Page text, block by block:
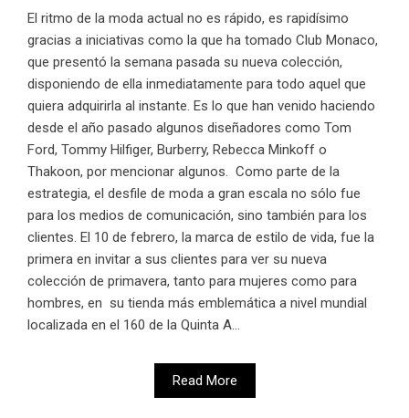
El ritmo de la moda actual no es rápido, es rapidísimo
gracias a iniciativas como la que ha tomado Club Monaco,
que presentó la semana pasada su nueva colección,
disponiendo de ella inmediatamente para todo aquel que
quiera adquirirla al instante. Es lo que han venido haciendo
desde el año pasado algunos diseñadores como Tom
Ford, Tommy Hilfiger, Burberry, Rebecca Minkoff o
Thakoon, por mencionar algunos. Como parte de la
estrategia, el desfile de moda a gran escala no sólo fue
para los medios de comunicación, sino también para los
clientes. El 10 de febrero, la marca de estilo de vida, fue la
primera en invitar a sus clientes para ver su nueva
colección de primavera, tanto para mujeres como para
hombres, en su tienda más emblemática a nivel mundial
localizada en el 160 de la Quinta A...
Read More